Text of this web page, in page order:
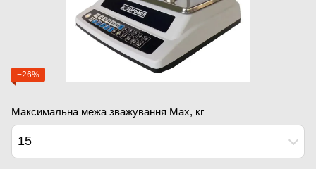
−26%
Максимальна межа зважування Мах, кг
15